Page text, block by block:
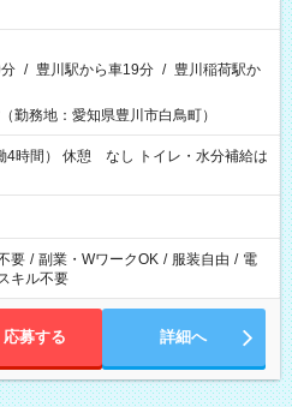
/ 豊川駅から車19分 / 豊川稲荷駅か
勤務地：愛知県豊川市白鳥町）
レ・水分補給は
要 / 副業・WワークOK / 服装自由 / 電
キル不要
応募する 詳細へ